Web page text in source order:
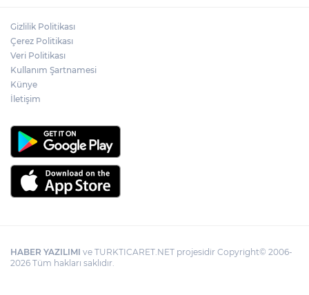
Gizlilik Politikası
Çerez Politikası
Veri Politikası
Kullanım Şartnamesi
Künye
İletişim
HABER YAZILIMI ve TURKTICARET.NET projesidir Copyright© 2006-
2026 Tüm hakları saklıdır.